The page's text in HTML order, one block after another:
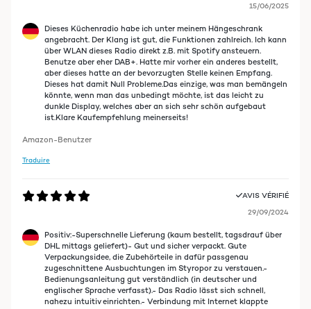
15/06/2025
Dieses Küchenradio habe ich unter meinem Hängeschrank
angebracht. Der Klang ist gut, die Funktionen zahlreich. Ich kann
über WLAN dieses Radio direkt z.B. mit Spotify ansteuern.
Benutze aber eher DAB+. Hatte mir vorher ein anderes bestellt,
aber dieses hatte an der bevorzugten Stelle keinen Empfang.
Dieses hat damit Null Probleme.Das einzige, was man bemängeln
könnte, wenn man das unbedingt möchte, ist das leicht zu
dunkle Display, welches aber an sich sehr schön aufgebaut
ist.Klare Kaufempfehlung meinerseits!
Amazon-Benutzer
Traduire
AVIS VÉRIFIÉ
29/09/2024
Positiv:-Superschnelle Lieferung (kaum bestellt, tagsdrauf über
DHL mittags geliefert)- Gut und sicher verpackt. Gute
Verpackungsidee, die Zubehörteile in dafür passgenau
zugeschnittene Ausbuchtungen im Styropor zu verstauen.-
Bedienungsanleitung gut verständlich (in deutscher und
englischer Sprache verfasst).- Das Radio lässt sich schnell,
nahezu intuitiv einrichten.- Verbindung mit Internet klappte